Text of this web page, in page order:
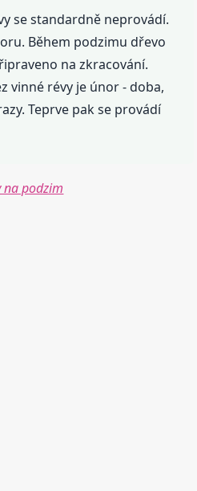
se standardně neprovádí.
Během podzimu dřevo
na zkracování.
vinné révy je únor - doba,
Teprve pak se provádí
na podzim